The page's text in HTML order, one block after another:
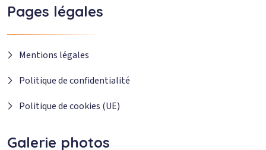
Pages légales
Mentions légales
Politique de confidentialité
Politique de cookies (UE)
Galerie photos